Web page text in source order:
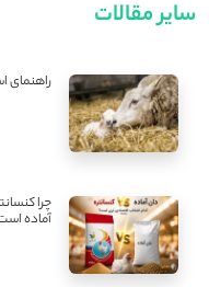
سایر مقالات
راهنمای
چرا
آماده